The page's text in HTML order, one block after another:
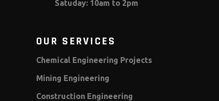
Satuday: 10am to 2pm
OUR SERVICES
Chemical Engineering Projects
Mining Engineering
Construction Engineering